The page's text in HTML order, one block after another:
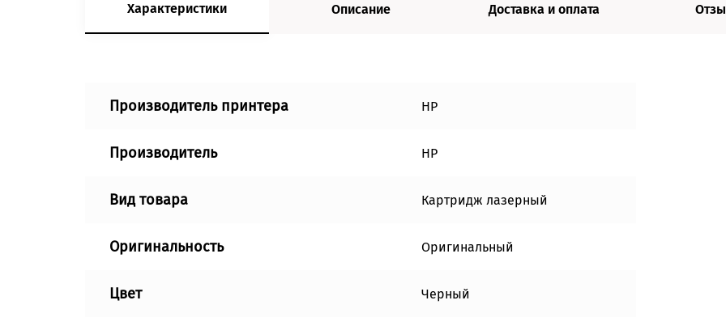
Характеристики Описание Доставка и оплата
Производитель принтера HP
Производитель HP
Вид товара Картридж лазерный
Оригинальность Оригинальный
Цвет Черный